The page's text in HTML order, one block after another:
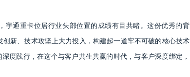
宇通重卡位居行业头部位置的成绩有目共睹。这份优秀的背
新、技术攻坚上大力投入，构建起一道牢不可破的核心技术
度践行，在这个与客户共生共赢的时代，与客户深度绑定，